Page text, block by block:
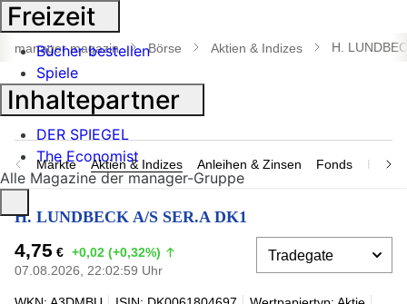
Suche
öffnen
manager magazin Börse Aktien & Indizes H.
Märkte Aktien & Indizes Anleihen & Zinsen Fonds
H. LUNDBECK A/S SER.A DK1
4,75 € +0,02 (+0,32%)
07.08.2026, 22:02:59 Uhr
Freizeit
Bücher bestellen
Spiele
Inhaltepartner
DER SPIEGEL
The Economist
Alle Magazine der manager-Gruppe